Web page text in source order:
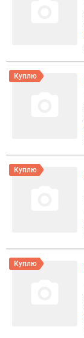
Куплю
Куплю
Куплю